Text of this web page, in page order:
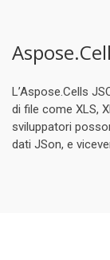
L’Aspose.Cells
di file come XLS,
sviluppatori
dati JSon, e